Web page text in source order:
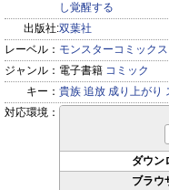
し覚醒する
出版社:双葉社
レーベル： モンスターコミックス
ジャンル： 電子書籍 コミック
キー： 貴族 追放 成り上がり
対応環境：
ダウン
ブラウ